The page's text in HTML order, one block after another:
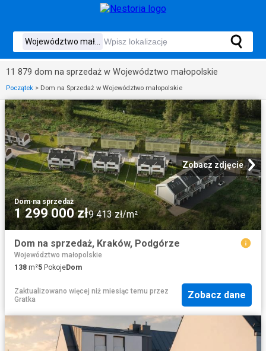
11 879 dom na sprzedaż w Województwo małopolskie
Początek > Dom na Sprzedaż w Województwo małopolskie
Zobacz zdjęcie
Dom·na sprzedaż
1 299 000 zł9 413 zł/m²
Dom na sprzedaż, Kraków, Podgórze
Województwo małopolskie
138 m²5 PokojeDom
Zaktualizowano więcej niż miesiąc temu przez
Gratka
Zobacz dane